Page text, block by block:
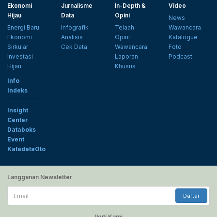
Ekonomi
Hijau
Energi Baru
Ekonomi
Sirkular
Investasi
Hijau
Jurnalisme
Data
Infografik
Analisis
Cek Data
In-Depth &
Opini
Telaah
Opini
Wawancara
Laporan
Khusus
Video
News
Wawancara
Katalogue
Foto
Podcast
Info
Indeks
Insight
Center
Databoks
Event
KatadataOto
Langganan Newsletter
Email
Daftar